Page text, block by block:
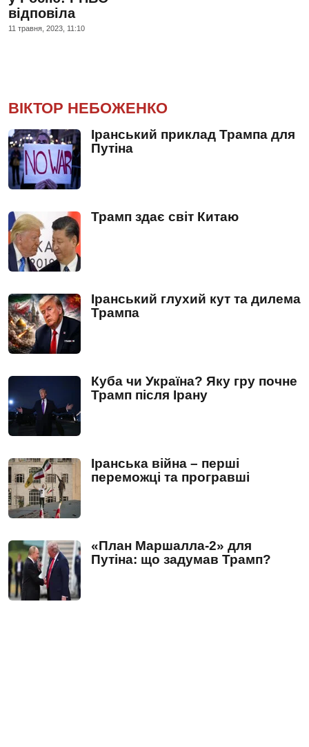
відповіла
11 травня, 2023, 11:10
ВІКТОР НЕБОЖЕНКО
Іранський приклад Трампа для
Путіна
Трамп здає світ Китаю
Іранський глухий кут та дилема
Трампа
Куба чи Україна? Яку гру почне
Трамп після Ірану
Іранська війна – перші
переможці та програвші
«План Маршалла-2» для
Путіна: що задумав Трамп?